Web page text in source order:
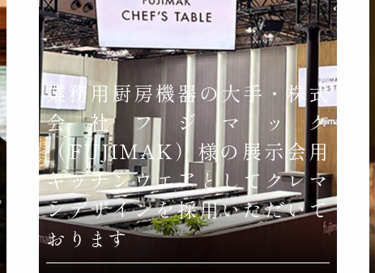
業務用厨房機器の大手・株式
会社フジマック
（FUJIMAK）様の展示会用
キッチンウエアとしてクレマ
ンデザインを採用いただいて
おります